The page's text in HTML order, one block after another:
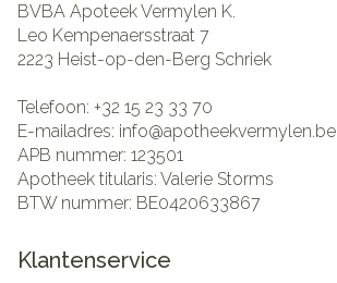
BVBA Apoteek Vermylen K.
Leo Kempenaersstraat 7
2223 Heist-op-den-Berg Schriek
Telefoon: +32 15 23 33 70
E-mailadres: info@apotheekvermylen.be
APB nummer: 123501
Apotheek titularis: Valerie Storms
BTW nummer: BE0420633867
Klantenservice